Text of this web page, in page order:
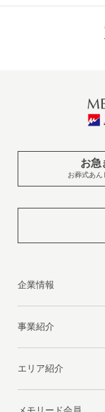
お急
お葬式あん
企業情報
事業紹介
エリア紹介